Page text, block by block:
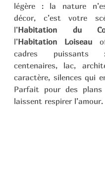
légère : la nature
décor, c’est votre
l’Habitation du
l’Habitation Loiseau
cadres puissants
centenaires, lac,
caractère, silences qui
Parfait pour des plans
laissent respirer l’amour.